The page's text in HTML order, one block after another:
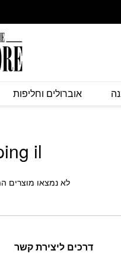
אוברולים וחליפות
il
לא נמצאו מוצרים
דרכים ליצירת קשר